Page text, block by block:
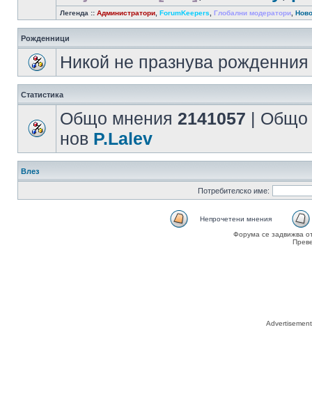
Легенда :: Администратори ForumKeepers Глобални модератори
Рожденници
Никой не празнува
Статистика
Общо мнения 2141057 | Общо
нов P.Lalev
Влез
Потребителско име:
Непрочетени мнения
Форума се задвижва